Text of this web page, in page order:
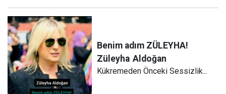
Benim adım ZÜLEYHA!
Züleyha Aldoğan
Kükremeden Önceki Sessizlik...